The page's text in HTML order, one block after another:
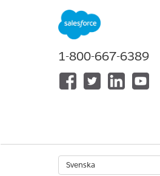
1-800-667-6389
Svenska